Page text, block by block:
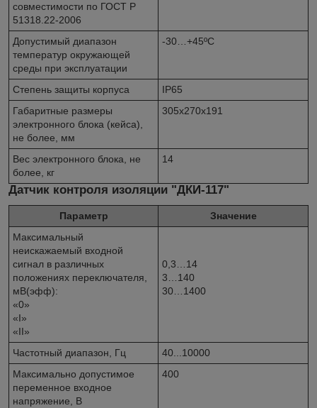
совместимости по ГОСТ Р
51318.22-2006
Допустимый диапазон
температур окружающей
среды при эксплуатации
-30…+45ºС
Степень защиты корпуса
IP65
Габаритные размеры
электронного блока (кейса),
не более, мм
305х270х191
Вес электронного блока, не
более, кг
14
Датчик контроля изоляции "ДКИ-117"
Параметр
Значение
Максимальный
неискажаемый входной
сигнал в различных
положениях переключателя,
мВ(эфф):
«0»
«I»
«II»
0,3…14
3…140
30…1400
Частотный диапазон, Гц
40...10000
Максимально допустимое
переменное входное
напряжение, В
400